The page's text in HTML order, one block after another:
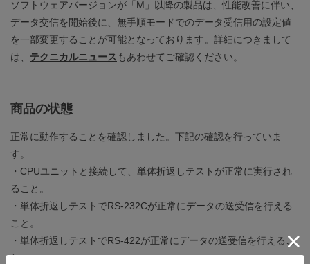
ソフトウェアバージョンが「M」以降の製品は、性能改善に伴い、
データ交信を開始後に、無手順モードでのデータ受信用の設定値
を一部変更することが可能となっております。詳細につきまして
は、 テクニカルニュースもあわせてご確認ください。
商品の状態
正常に動作することを確認しました。下記の確認を行っていま
す。
・CPUユニットと接続して、単体折返しテストが正常に実行され
ること。
・単体折返しテストでRS-232Cが正常にデータの送受信を行える
こと。
・単体折返しテストでRS-422が正常にデータの送受信を行えるこ
と。